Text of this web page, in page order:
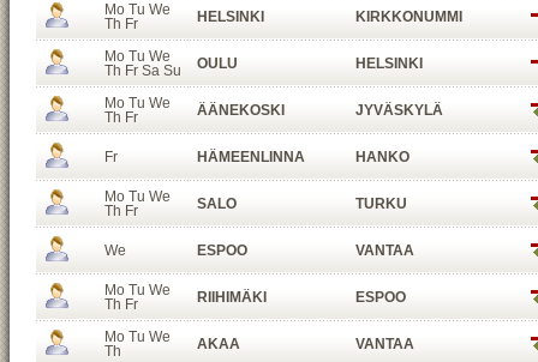
Mo Tu We
Th Fr
HELSINKI KIRKKONUMMI
Mo Tu We
Th Fr Sa Su
OULU HELSINKI
Mo Tu We
Th Fr
ÄÄNEKOSKI JYVÄSKYLÄ
Fr HÄMEENLINNA HANKO
Mo Tu We
Th Fr
SALO TURKU
We ESPOO VANTAA
Mo Tu We
Th Fr
RIIHIMÄKI ESPOO
Mo Tu We
Th
AKAA VANTAA